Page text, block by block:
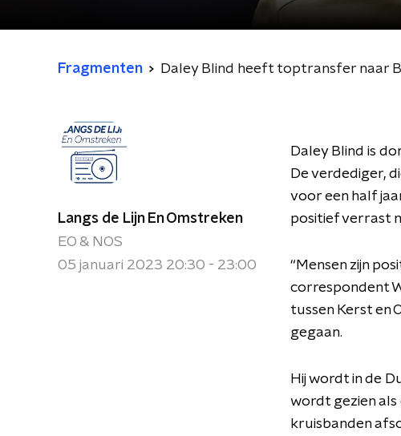
Fragmenten Daley Blind heeft toptransfer naar
Langs de Lijn En Omstreken
EO & NOS
05 januari 2023 20:30 - 23:00
Daley Blind is
De verdediger,
voor een half
positief verrast
“Mensen zijn
correspondent
tussen Kerst en
gegaan.
Hij wordt in de
wordt gezien als
kruisbanden